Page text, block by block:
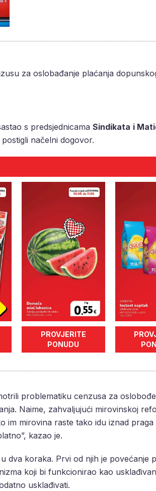
za oslobađanje plaćanja
s predsjednicama Sindikata i
načelni dogovor.
PROVJERITE
PONUDU
problematiku cenzusa za
Naime, zahvaljujući mirovinskoj
im mirovina raste tako idu iznad
kazao je.
dva koraka. Prvi od njih je povećanje
koji bi funkcionirao kao
usklađivati.